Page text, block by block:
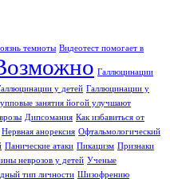
темноты Видеотест помогает в
Галлюцинации
у детей Галлюцинации у
занятия йогой улучшают
Дипсомания Как избавиться от
Нервная анорексия Офтальмологический
Панические атаки Пикацизм Признаки
неврозов у детей Ученые
тип личности Шизофрению